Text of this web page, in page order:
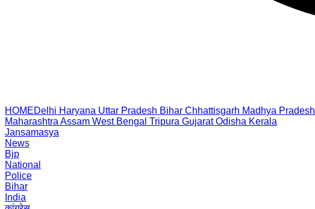
HOMEDelhi Haryana Uttar Pradesh Bihar Chhattisgarh Madhya Pradesh
Maharashtra Assam West Bengal Tripura Gujarat Odisha Kerala
Jansamasya
News
Bjp
National
Police
Bihar
India